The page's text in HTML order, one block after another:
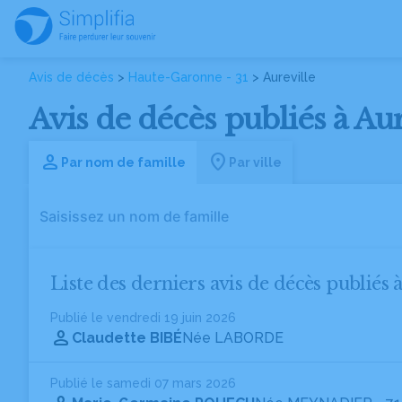
Avis de décès > Haute-Garonne - 31 > Aureville
Avis de décès publiés à
Par nom de famille Par ville
Liste des derniers avis de décès publiés
Publié le vendredi 19 juin 2026
Claudette BIBÉNée LABORDE
Publié le samedi 07 mars 2026